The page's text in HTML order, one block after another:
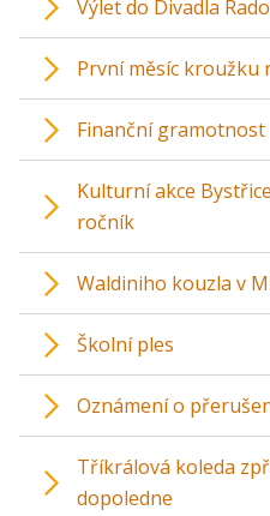
Výlet do Divadla
První měsíc kroužku
Finanční gramotnost
Kulturní akce
ročník
Waldiniho kouzla v
Školní ples
Oznámení o
Tříkrálová koleda
dopoledne